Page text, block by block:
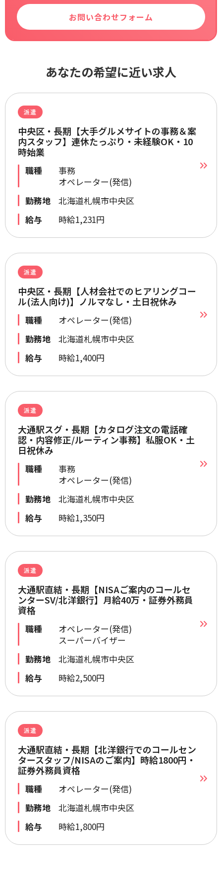
お問い合わせフォーム
あなたの希望に近い求人
派遣
中央区・長期【大手グルメサイトの事務＆案
内スタッフ】連休たっぷり・未経験OK・10
時始業
職種
事務
オペレーター(発信)
勤務地
北海道札幌市中央区
給与
時給1,231円
派遣
中央区・長期【人材会社でのヒアリングコー
ル(法人向け)】ノルマなし・土日祝休み
職種
オペレーター(発信)
勤務地
北海道札幌市中央区
給与
時給1,400円
派遣
大通駅スグ・長期【カタログ注文の電話確
認・内容修正/ルーティン事務】私服OK・土
日祝休み
職種
事務
オペレーター(発信)
勤務地
北海道札幌市中央区
給与
時給1,350円
派遣
大通駅直結・長期【NISAご案内のコールセ
ンターSV/北洋銀行】月給40万・証券外務員
資格
職種
オペレーター(発信)
スーパーバイザー
勤務地
北海道札幌市中央区
給与
時給2,500円
派遣
大通駅直結・長期【北洋銀行でのコールセン
タースタッフ/NISAのご案内】時給1800円・
証券外務員資格
職種
オペレーター(発信)
勤務地
北海道札幌市中央区
給与
時給1,800円